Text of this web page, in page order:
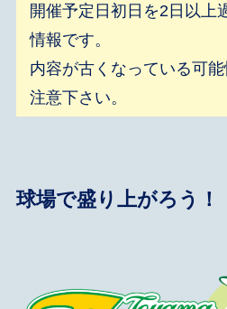
開催予定日初日を2日以上
情報です。
内容が古くなっている可
注意下さい。
球場で盛り上がろう！